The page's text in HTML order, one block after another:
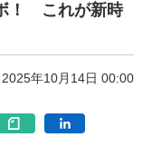
！ これが新時
2025年10月14日 00:00